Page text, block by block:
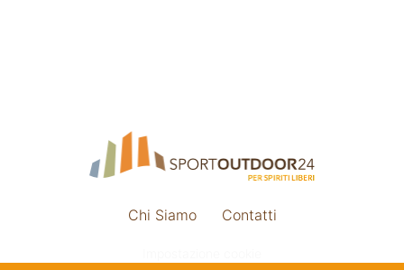
Chi Siamo Contatti